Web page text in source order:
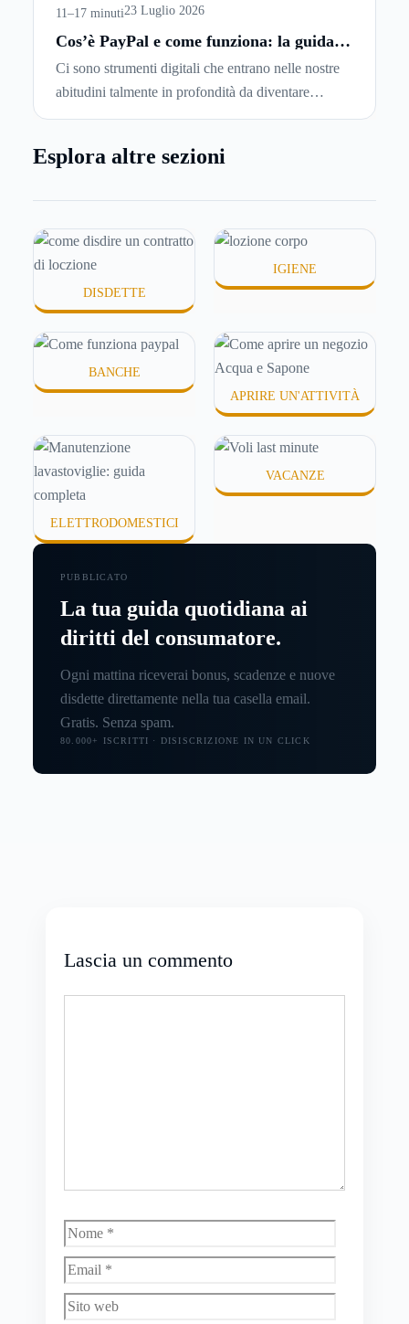
molte persone smettono di applicare prodotti
idratanti perché temono texture pesanti, appiccicose
11–17 minuti23 Luglio 2026
Cos’è PayPal e come funziona: la guida
privati
Ci sono strumenti digitali che entrano nelle nostre
abitudini talmente in profondità da diventare
riferimenti assoluti. PayPal è uno di questi. Lo usi
online, per mandare venti euro a un amico. Ma se ti
probabilmente non hai una risposta precisa su come
funziona PayPal.
Esplora altre sezioni
DISDETTE
IGIENE
BANCHE
APRIRE UN'ATTIVITÀ
ELETTRODOMESTICI
VACANZE
PUBBLICATO
La tua guida quotidiana ai
diritti del consumatore.
Ogni mattina riceverai bonus, scadenze e nuove
disdette direttamente nella tua casella email.
Gratis. Senza spam.
80.000+ ISCRITTI · DISISCRIZIONE IN UN CLICK
Lascia un commento
Nome
web